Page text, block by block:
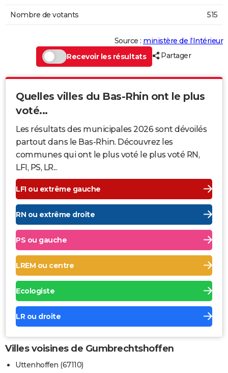
Nombre de votants 515
Source : ministère de l’Intérieur
Recevoir les résultats
Partager
Quelles villes du Bas-Rhin ont le plus
voté...
Les résultats des municipales 2026 sont dévoilés
partout dans le Bas-Rhin. Découvrez les
communes qui ont le plus voté le plus voté RN,
LFI, PS, LR...
LFI ou extrême gauche
RN ou extrême droite
PS ou gauche
LREM ou centre
Ecologiste
LR ou droite
Villes voisines de Gumbrechtshoffen
Uttenhoffen (67110)